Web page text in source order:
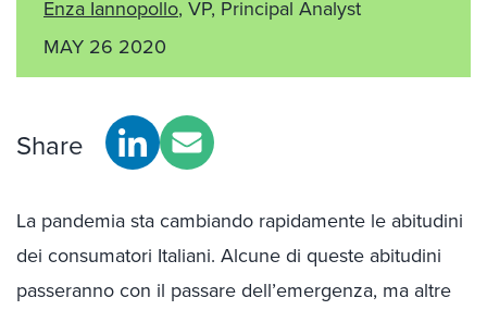
Enza Iannopollo, VP, Principal Analyst
MAY 26 2020
Share
La pandemia sta cambiando rapidamente le abitudini
dei consumatori Italiani. Alcune di queste abitudini
passeranno con il passare dell’emergenza, ma altre